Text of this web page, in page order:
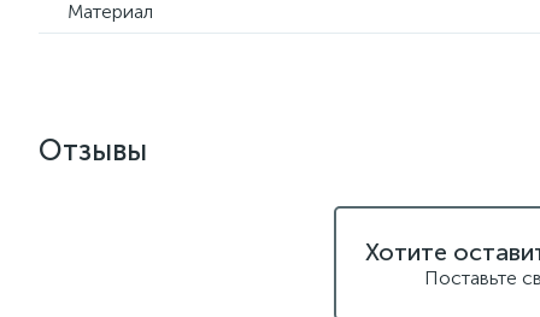
Материал
Отзывы
Хотите
Поставьте